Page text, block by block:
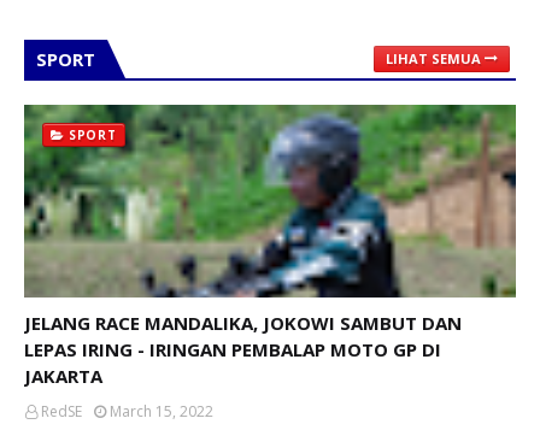
SPORT LIHAT SEMUA
SPORT
JELANG RACE MANDALIKA, JOKOWI SAMBUT DAN
LEPAS IRING - IRINGAN PEMBALAP MOTO GP DI
JAKARTA
RedSE
March 15, 2022